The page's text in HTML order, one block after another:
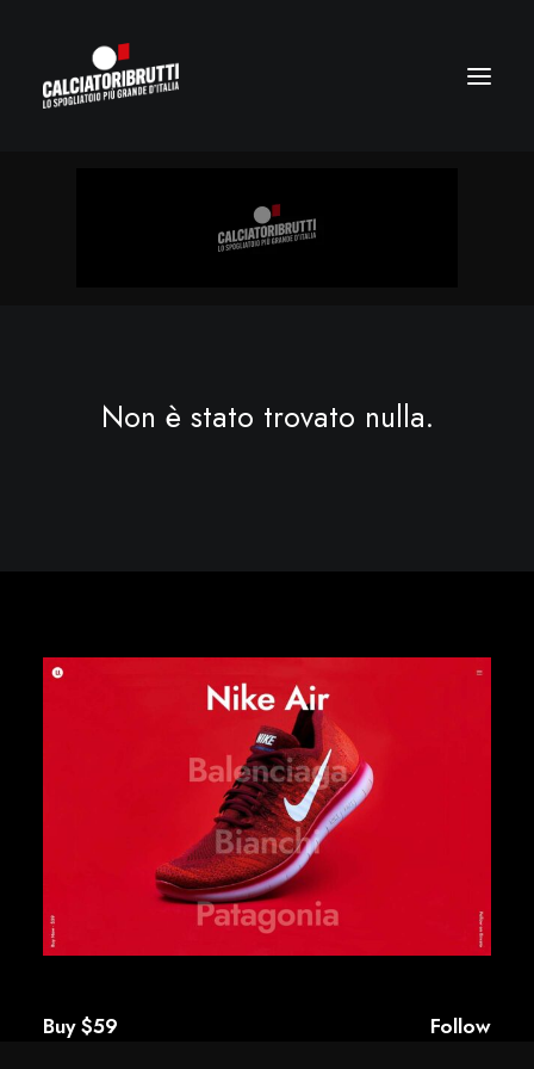
Non è stato trovato nulla.
Buy $59 Follow